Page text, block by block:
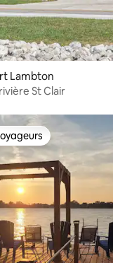
Lambton
St Clair
les plus